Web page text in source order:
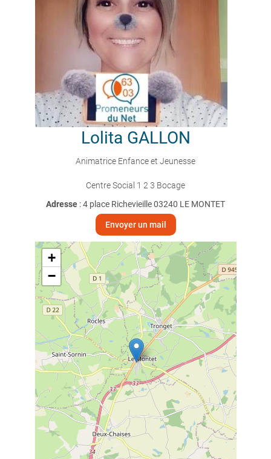
Lolita GALLON
Animatrice Enfance et Jeunesse
Centre Social 1 2 3 Bocage
Adresse : 4 place Richevieille 03240 LE MONTET
Envoyer un mail
+
−